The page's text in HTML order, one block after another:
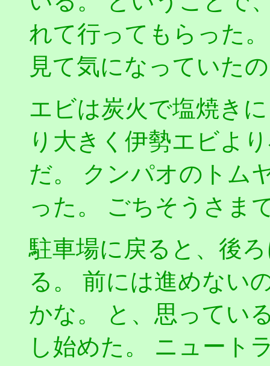
れて行ってもらった
見て気になっていた
エビは炭火で塩焼き
り大きく伊勢エビよ
だ。 クンパオのトム
った。 ごちそうさま
駐車場に戻ると、後
る。 前には進めない
かな。 と、思ってい
し始めた。 ニュート